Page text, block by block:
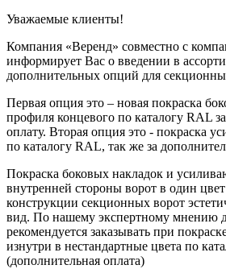
Уважаемые клиенты!
Компания «Веренд» совместно с
информирует Вас о введении в
дополнительных опций для
Первая опция это – новая покраска
профиля концевого по каталогу RAL
оплату. Вторая опция это - покраска
по каталогу RAL, так же за
Покраска боковых накладок и
внутренней стороны ворот в один
конструкции секционных ворот
вид. По нашему экспертному мнению
рекомендуется заказывать при
изнутри в нестандартные цвета по
(дополнительная оплата)